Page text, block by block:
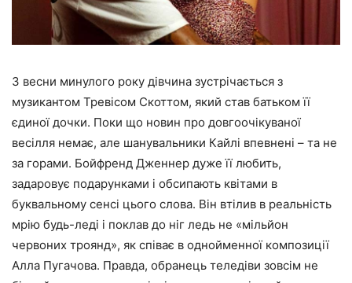
З весни минулого року дівчина зустрічається з
музикантом Тревісом Скоттом, який став батьком її
єдиної дочки. Поки що новин про довгоочікуваної
весілля немає, але шанувальники Кайлі впевнені – та не
за горами. Бойфренд Дженнер дуже її любить,
задаровує подарунками і обсипають квітами в
буквальному сенсі цього слова. Він втілив в реальність
мрію будь-леді і поклав до ніг ледь не «мільйон
червоних троянд», як співає в однойменної композиції
Алла Пугачова. Правда, обранець теледіви зовсім не